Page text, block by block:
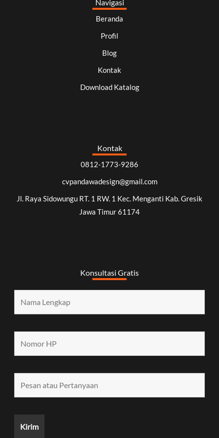
Navigasi
Beranda
Profil
Blog
Kontak
Download Katalog
Kontak
0812-1773-9286
cvpandawadesign@gmail.com
Jl. Raya Sidowungu RT. 1 RW. 1 Kec. Menganti Kab. Gresik
Jawa Timur 61174
Konsultasi Gratis